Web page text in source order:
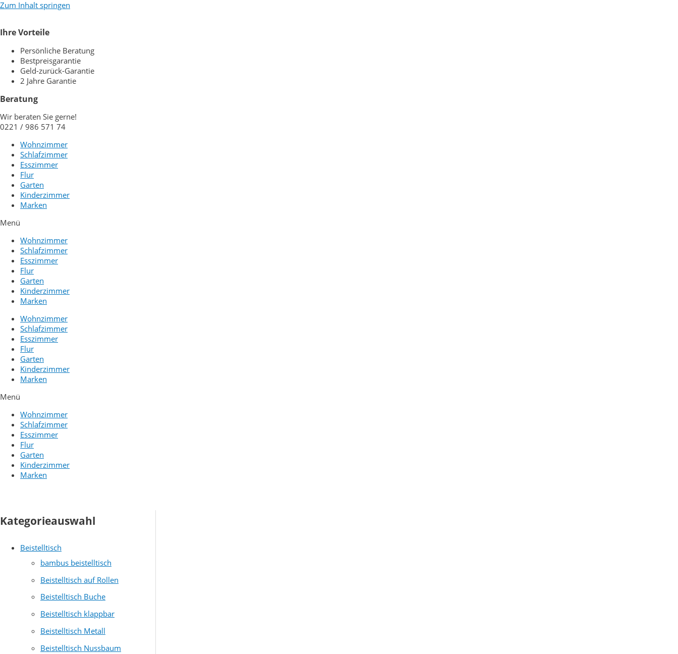
Zum Inhalt springen
Ihre Vorteile
Persönliche Beratung
Bestpreisgarantie
Geld-zurück-Garantie
2 Jahre Garantie
Beratung
Wir beraten Sie gerne!
0221 / 986 571 74
Wohnzimmer
Schlafzimmer
Esszimmer
Flur
Garten
Kinderzimmer
Marken
Menü
Wohnzimmer
Schlafzimmer
Esszimmer
Flur
Garten
Kinderzimmer
Marken
Wohnzimmer
Schlafzimmer
Esszimmer
Flur
Garten
Kinderzimmer
Marken
Menü
Wohnzimmer
Schlafzimmer
Esszimmer
Flur
Garten
Kinderzimmer
Marken
Kategorieauswahl
Beistelltisch
bambus beistelltisch
Beistelltisch auf Rollen
Beistelltisch Buche
Beistelltisch klappbar
Beistelltisch Metall
Beistelltisch Nussbaum